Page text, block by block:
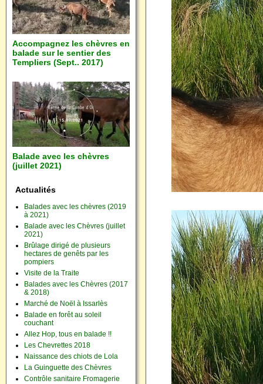
Accompagnez les chèvres en
balade sur le sentier des
Templiers (Sept.. 2017)
Balade avec les chèvres
(juillet 2021)
Actualités
Balades avec les chèvres (2019
à 2021)
Balade avec les Chèvres (juillet
2021)
Brûlage dirigé de plusieurs
hectares de genêts par les
pompiers
Visite de la Traite
Balades avec les Chèvres (2017
& 2018)
Marché de Noël à Issarlès
Balade en forêt au soleil
couchant
Allez Hop, tous en balade !!
Les Chevrettes 2018
Naissance des chiots de Lola
La Guinguette des Chèvres
Contrôle sanitaire Fromagerie